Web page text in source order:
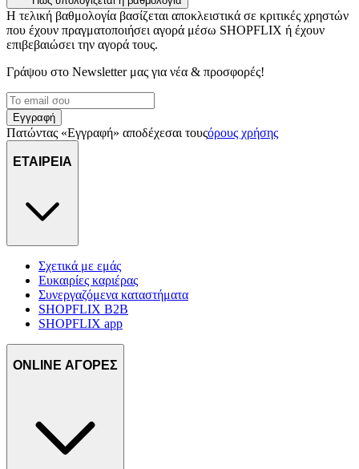
διαφημίσεων και περιεχομένου, τις μετρήσεις σχετικά με
διαφημίσεις και περιεχόμενο, την καλύτερη εικόνα του κοινού
μας και την ανάπτυξη προϊόντων. Επίσης, κοινοποιούμε
πληροφορίες σχετικά με την από μέρους σας χρήση της
τοποθεσίας μας στους συνεργάτες μέσων κοινωνικής
δικτύωσης, διαφημίσεων και ανάλυσης.
Η τελική βαθμολογία βασίζεται αποκλειστικά σε κριτικές χρηστών
που έχουν πραγματοποιήσει αγορά μέσω SHOPFLIX ή έχουν
επιβεβαιώσει την αγορά τους.
Γράψου στο Νewsletter μας για νέα & προσφορές!
Εγγραφή
Πατώντας «Εγγραφή» αποδέχεσαι τουςόρους χρήσης
ΕΤΑΙΡΕΙΑ
Σχετικά με εμάς
Ευκαιρίες καριέρας
Συνεργαζόμενα καταστήματα
SHOPFLIX B2B
SHOPFLIX app
ONLINE ΑΓΟΡΕΣ